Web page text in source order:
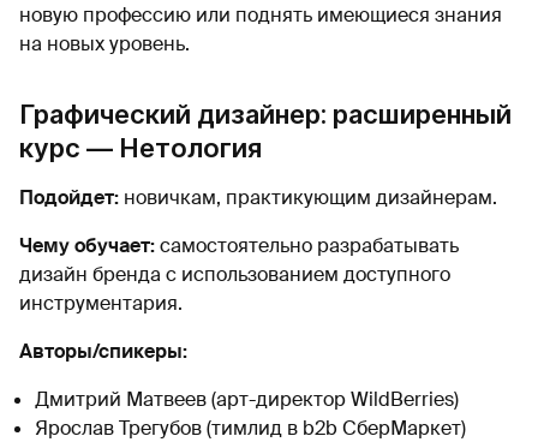
новую профессию или поднять имеющиеся знания
на новых уровень.
Графический дизайнер: расширенный
курс — Нетология
Подойдет: новичкам, практикующим дизайнерам.
Чему обучает:самостоятельно разрабатывать
дизайн бренда с использованием доступного
инструментария.
Авторы/спикеры:
Дмитрий Матвеев (арт-директор WildBerries)
Ярослав Трегубов (тимлид в b2b СберМаркет)